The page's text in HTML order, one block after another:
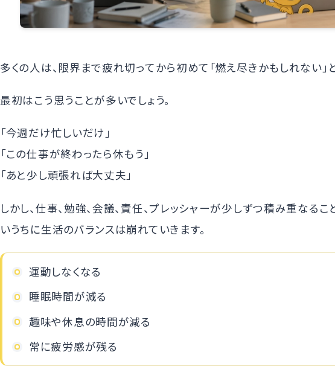
多くの人は、限界まで疲れ切ってから初めて「燃え尽きかもしれない」
最初はこう思うことが多いでしょう。
「今週だけ忙しいだけ」
「この仕事が終わったら休もう」
「あと少し頑張れば大丈夫」
しかし、仕事、勉強、会議、責任、プレッシャーが少しずつ積み重なるこ
いうちに生活のバランスは崩れていきます。
運動しなくなる
睡眠時間が減る
趣味や休息の時間が減る
常に疲労感が残る